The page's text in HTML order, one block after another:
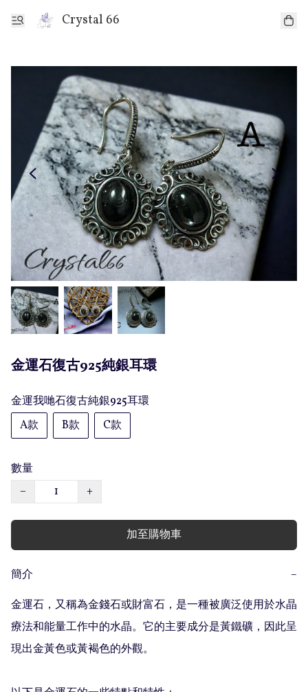
Crystal 66
金運石復古925純銀耳環
金運我哋石復古純銀925耳環
A款
B款 C款
數量
−
+
加至購物車
簡介
−
金運石，又稱為金錢石或財富石，是一種被廣泛使用於水晶
療法和能量工作中的水晶。它的主要成分是黃鐵礦，因此呈
現出金黃色或黃褐色的外觀。